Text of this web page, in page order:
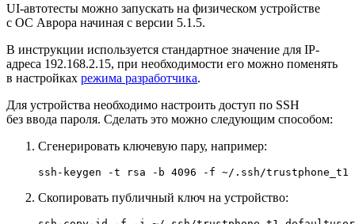
UI-автотесты можно запускать на физическом устройстве
с ОС Аврора начиная с версии 5.1.5.
В инструкции используется стандартное значение для IP-
адреса 192.168.2.15, при необходимости его можно поменять
в настройках режима разработчика.
Для устройства необходимо настроить доступ по SSH
без ввода пароля. Сделать это можно следующим способом:
Сгенерировать ключевую пару, например:
ssh-keygen -t rsa -b 4096 -f ~/.ssh/
Скопировать публичный ключ на устройство: